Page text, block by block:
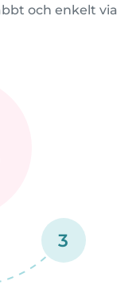
och enkelt via
3